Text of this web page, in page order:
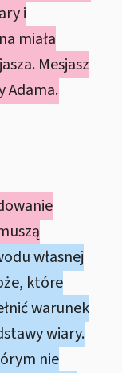
i
miała
Mesjasz
Adama.
własnej
które
warunek
wiary.
nie